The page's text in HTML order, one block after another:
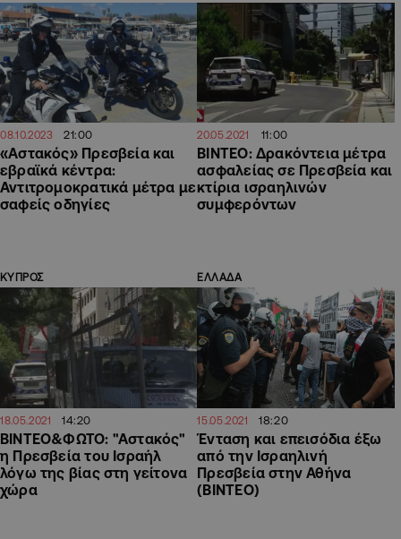
08.10.2023 21:00
«Αστακός» Πρεσβεία και
εβραϊκά κέντρα:
Αντιτρομοκρατικά μέτρα με
σαφείς οδηγίες
20.05.2021 11:00
ΒΙΝΤΕΟ: Δρακόντεια μέτρα
ασφαλείας σε Πρεσβεία και
κτίρια ισραηλινών
συμφερόντων
ΚΥΠΡΟΣ
18.05.2021 14:20
ΒΙΝΤΕΟ&ΦΩΤΟ: "Αστακός"
η Πρεσβεία του Ισραήλ
λόγω της βίας στη γείτονα
χώρα
ΕΛΛΑΔΑ
15.05.2021 18:20
Ένταση και επεισόδια έξω
από την Ισραηλινή
Πρεσβεία στην Αθήνα
(ΒΙΝΤΕΟ)